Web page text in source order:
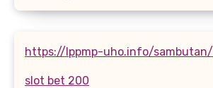
https://lppmp-uho.info/sambutan/
slot bet 200